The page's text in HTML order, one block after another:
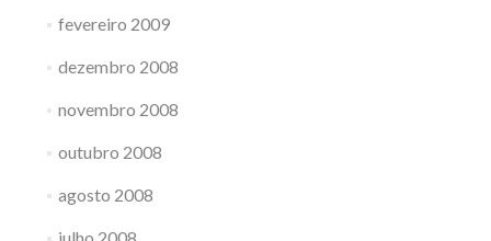
fevereiro 2009
dezembro 2008
novembro 2008
outubro 2008
agosto 2008